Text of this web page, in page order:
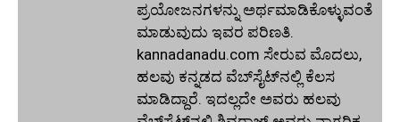
ಪ್ರಯೋಜನಗಳನ್ನು ಅರ್ಥಮಾಡಿಕೊಳ್ಳುವಂತೆ
ಮಾಡುವುದು ಇವರ ಪರಿಣತಿ.
kannadanadu.com ಸೇರುವ ಮೊದಲು,
ಹಲವು ಕನ್ನಡದ ವೆಬ್‌ಸೈಟ್‌ನಲ್ಲಿ ಕೆಲಸ
ಮಾಡಿದ್ದಾರೆ. ಇದಲ್ಲದೇ ಅವರು ಹಲವು